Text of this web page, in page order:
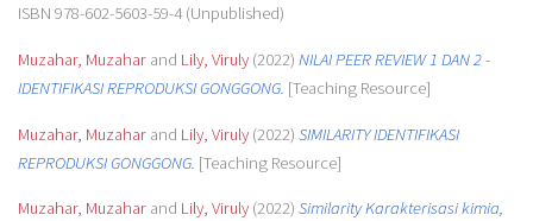
ISBN 978-602-5603-59-4 (Unpublished)
Muzahar, Muzaharand Lily, Viruly(2022) NILAI PEER REVIEW 1 DAN 2 -
IDENTIFIKASI REPRODUKSI GONGGONG. [Teaching Resource]
Muzahar, Muzaharand Lily, Viruly(2022) SIMILARITY IDENTIFIKASI
REPRODUKSI GONGGONG. [Teaching Resource]
Muzahar, Muzaharand Lily, Viruly(2022) Similarity Karakterisasi kimia,